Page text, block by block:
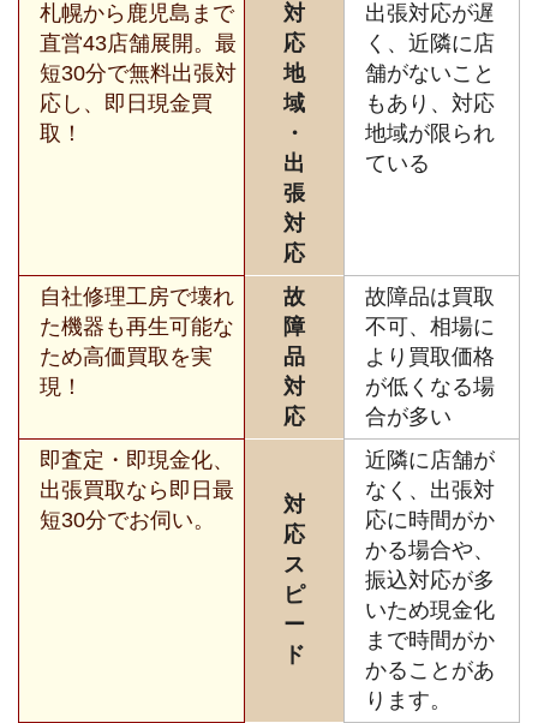
札幌から鹿児島まで
直営43店舗展開。最
短30分で無料出張対
応し、即日現金買
取！
対
応
地
域
・
出
張
対
応
出張対応が遅
く、近隣に店
舗がないこと
もあり、対応
地域が限られ
ている
自社修理工房で壊れ
た機器も再生可能な
ため高価買取を実
現！
故
障
品
対
応
故障品は買取
不可、相場に
より買取価格
が低くなる場
合が多い
即査定・即現金化、
出張買取なら即日最
短30分でお伺い。
対
応
ス
ピ
ー
ド
近隣に店舗が
なく、出張対
応に時間がか
かる場合や、
振込対応が多
いため現金化
まで時間がか
かることがあ
ります。